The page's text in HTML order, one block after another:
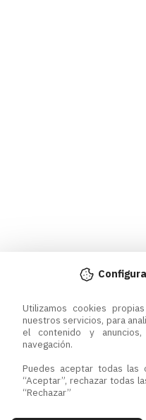
Utilizamos cookies
nuestros servicios, para
el contenido y
navegación.
Puedes aceptar todas las
“Aceptar”, rechazar todas
“Rechazar”